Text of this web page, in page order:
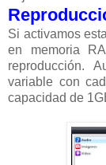
Si activamos
en memoria
reproducción.
variable con
capacidad de